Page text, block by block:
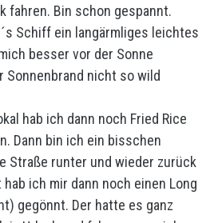
fahren. Bin schon gespannt.
Schiff ein langärmliges leichtes
besser vor der Sonne
Sonnenbrand nicht so wild
hab ich dann noch Fried Rice
Dann bin ich ein bisschen
Straße runter und wieder zurück
ich mir dann noch einen Long
gegönnt. Der hatte es ganz